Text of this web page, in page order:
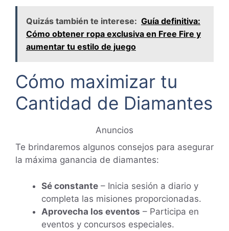
Quizás también te interese: Guía definitiva:
Cómo obtener ropa exclusiva en Free Fire y
aumentar tu estilo de juego
Cómo maximizar tu
Cantidad de Diamantes
Anuncios
Te brindaremos algunos consejos para asegurar
la máxima ganancia de diamantes:
Sé constante – Inicia sesión a diario y
completa las misiones proporcionadas.
Aprovecha los eventos – Participa en
eventos y concursos especiales.